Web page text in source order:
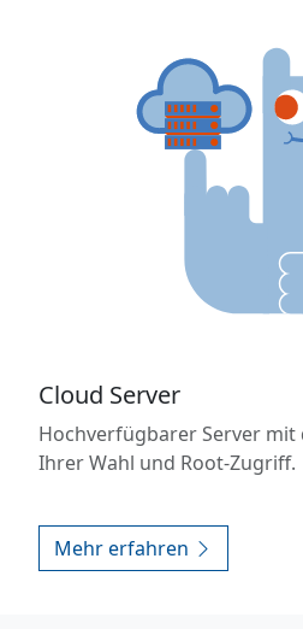
Cloud Server
Hochverfügbarer Server mit
Ihrer Wahl und Root-Zugriff.
Mehr erfahren